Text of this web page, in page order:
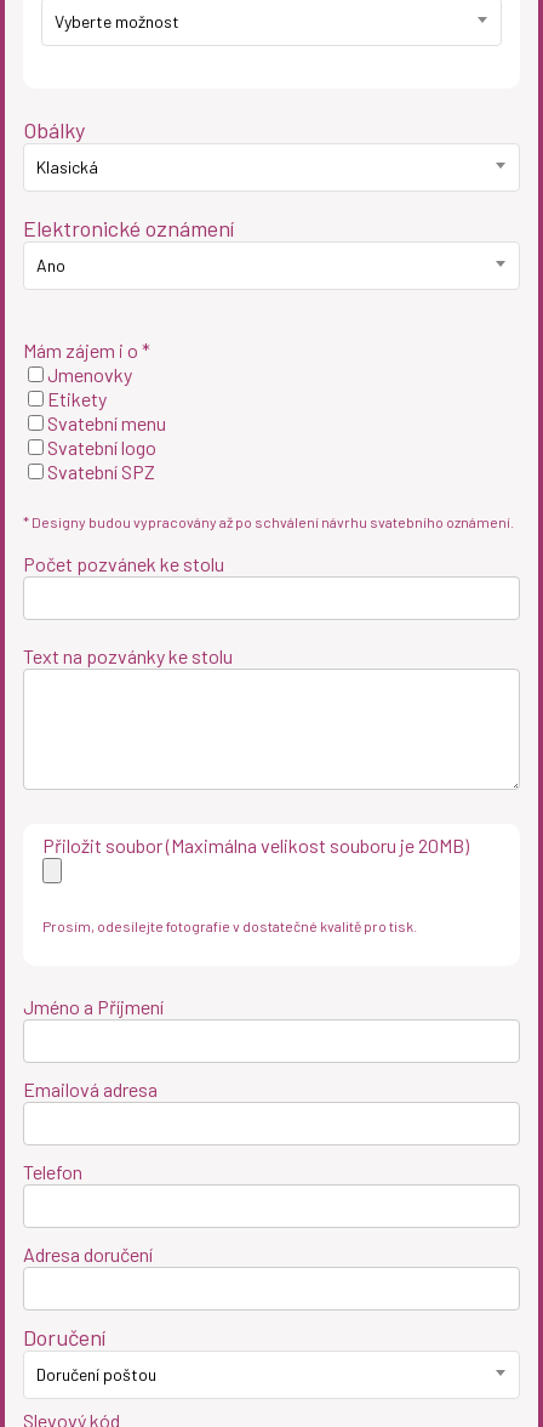
Vyberte možnost
Obálky
Klasická
Elektronické oznámení
Ano
Mám zájem i o *
Jmenovky
Etikety
Svatební menu
Svatební logo
Svatební SPZ
* Designy budou vypracovány až po schválení návrhu svatebního oznámení.
Počet pozvánek ke stolu
Text na pozvánky ke stolu
Přiložit soubor (Maximálna velikost souboru je 20MB)
Prosím, odesílejte fotografie v dostatečné kvalitě pro tisk.
Jméno a Příjmení
Emailová adresa
Telefon
Adresa doručení
Doručení
Doručení poštou
Slevový kód